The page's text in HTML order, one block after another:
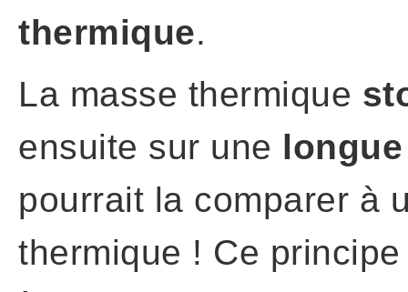
thermique.
La masse thermique
ensuite sur une longue
pourrait la comparer à
thermique ! Ce